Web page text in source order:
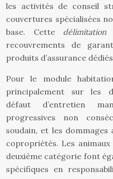
les activités de conseil
couvertures spécialisées
base. Cette délimitation
recouvrements de
produits d’assurance
Pour le module
principalement sur les
défaut d’entretien
progressives non
soudain, et les dommages
copropriétés. Les
deuxième catégorie font
spécifiques en